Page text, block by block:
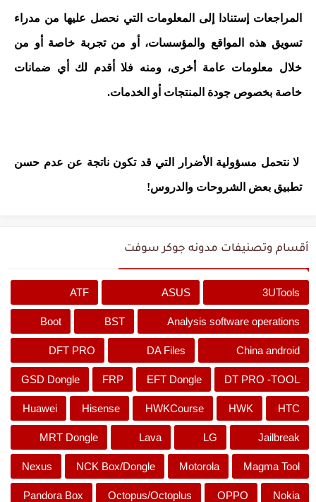
ﺍﻟﻤﺮﺍﺟﻌﺎﺕ إستنادا ﺇﻟﻰ ﺍﻟﻤﻌﻠﻮﻣﺎﺕ ﺍﻟﺘﻲ نحصل ﻋﻠﻴﻬﺎ ﻣﻦ ﻣﺪﺭﺍﺀ
ﺗﺴﻮﻳﻖ ﻫﺬﻩ ﺍﻟﻤﻮﺍﻗﻊ ﻭﺍﻟﻤﺆﺳﺴﺎﺕ، ﺃﻭ ﻣﻦ ﺗﺠﺮﺑﺔ ﺧﺎﺻﺔ ﺃﻭ ﻣﻦ
ﺧﻼﻝ ﻣﻌﻠﻮﻣﺎﺕ ﻋﺎﻣﺔ أخرى، ﻭﻣﻨﻪ ﻓﻼ ﺃﻗﺪﻡ ﻟﻚ ﺃﻱ ﺿﻤﺎﻧﺎﺕ
ﺧﺎﺻﺔ ﺑﺨﺼﻮﺹ ﺟﻮﺩﺓ ﺍﻟﻤﻨﺘﺠﺎﺕ ﺃﻭ ﺍﻟﺨﺪﻣﺎﺕ.
ﻻ ﻧﺘﺤﻤﻞ ﻣﺴﺆﻭﻟﻴﺔ ﺍلأﺿﺮﺍﺭ ﺍﻟﺘﻲ ﻗﺪ ﺗﻜﻮن ﻧﺎﺗﺠﺔ ﻋﻦ ﻋﺪﻡ ﺣﺴﻦ
تطبيق ﺑﻌﺾ ﺍﻟﺸﺮﻭﺣﺎﺕ والدروس!
أقسام وتصنيفات مدونه جوكر سوفت
3UTools
ASUS
ATF
Analysis software operations
BST
Boot
China android
DA Files
DFT PRO
DT PRO -TOOL
EFT Dongle
FRP
GSD Dongle
HTC
HWK
HWKCourse
Hisense
Huawei
Jailbreak
LG
Lava
MRT Dongle
Magma Tool
Motorola
NCK Box/Dongle
Nexus
Nokia
OPPO
Octopus/Octoplus
Pandora Box